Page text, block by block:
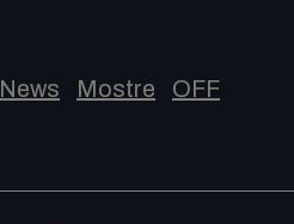
News Mostre
OFF